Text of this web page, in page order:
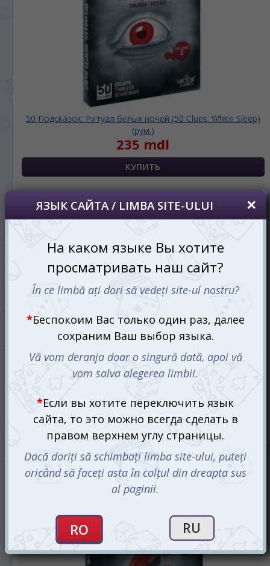
50 Подсказок: Ритуал белых ночей (50 Clues: White Sleep)
(рум.)
235 mdl
480 mdlОжидается
СООБЩИТЬ О ПОСТУПЛЕНИИ